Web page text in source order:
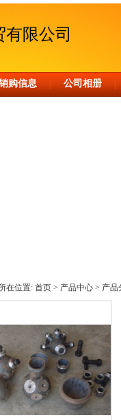
有限公司
购信息 │ 公司相册 │
在位置: 首页 > 产品中心 > 产品